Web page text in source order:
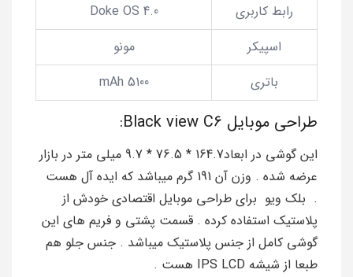
رابط کاربری
Doke OS 4.0
اسپیکر
مونو
باتری
5100 mAh
طراحی موبایل Black view C6:
این گوشی در ابعاد164.7 * 76.5 * 9.7 میلی متر در بازار
عرضه شده . وزن آن 191 گرم میباشد که ایده آل هست
. بلک ویو برای طراحی موبایل اقتصادی خودش از
پلاستیک استفاده کرده . قسمت پشتی و فریم های این
گوشی کامل از جنس پلاستیک میباشد . جنس جلو هم
طبعا از شیشه IPS LCD هست .